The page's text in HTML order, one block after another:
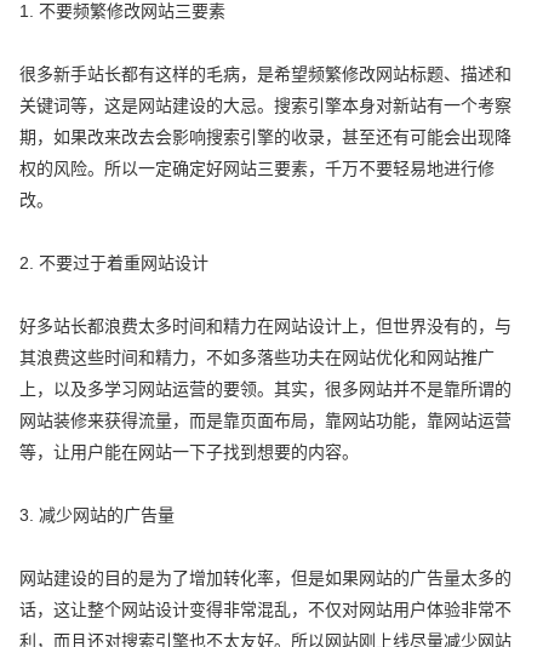
1. 不要频繁修改网站三要素
很多新手站长都有这样的毛病，是希望频繁修改网站标题、描述和
关键词等，这是网站建设的大忌。搜索引擎本身对新站有一个考察
期，如果改来改去会影响搜索引擎的收录，甚至还有可能会出现降
权的风险。所以一定确定好网站三要素，千万不要轻易地进行修
改。
2. 不要过于着重网站设计
好多站长都浪费太多时间和精力在网站设计上，但世界没有的，与
其浪费这些时间和精力，不如多落些功夫在网站优化和网站推广
上，以及多学习网站运营的要领。其实，很多网站并不是靠所谓的
网站装修来获得流量，而是靠页面布局，靠网站功能，靠网站运营
等，让用户能在网站一下子找到想要的内容。
3. 减少网站的广告量
网站建设的目的是为了增加转化率，但是如果网站的广告量太多的
话，这让整个网站设计变得非常混乱，不仅对网站用户体验非常不
利，而且还对搜索引擎也不太友好。所以网站刚上线尽量减少网站